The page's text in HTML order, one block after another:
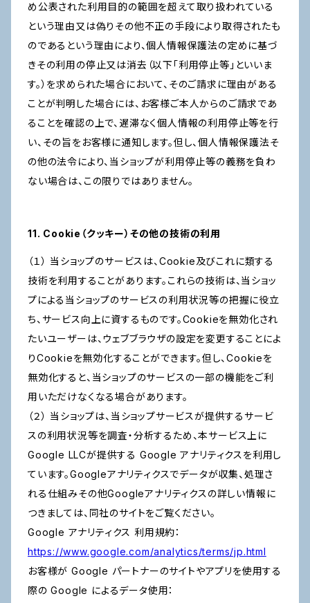
め公表された利用目的の範囲を超えて取り扱われている
という理由又は偽りその他不正の手段により取得されたも
のであるという理由により、個人情報保護法の定めに基づ
きその利用の停止又は消去（以下「利用停止等」といいま
す。）を求められた場合において、そのご請求に理由がある
ことが判明した場合には、お客様ご本人からのご請求であ
ることを確認の上で、遅滞なく個人情報の利用停止等を行
い、その旨をお客様に通知します。但し、個人情報保護法そ
の他の法令により、当ショップが利用停止等の義務を負わ
ない場合は、この限りではありません。
11. Cookie（クッキー）その他の技術の利用
（１） 当ショップのサービスは、Cookie及びこれに類する
技術を利用することがあります。これらの技術は、当ショッ
プによる当ショップのサービスの利用状況等の把握に役立
ち、サービス向上に資するものです。Cookieを無効化され
たいユーザーは、ウェブブラウザの設定を変更することによ
りCookieを無効化することができます。但し、Cookieを
無効化すると、当ショップのサービスの一部の機能をご利
用いただけなくなる場合があります。
（２） 当ショップは、当ショップサービスが提供するサービ
スの利用状況等を調査・分析するため、本サービス上に
Google LLCが提供する Google アナリティクスを利用し
ています。Googleアナリティクスでデータが収集、処理さ
れる仕組みその他Googleアナリティクスの詳しい情報に
つきましては、同社のサイトをご覧ください。
Google アナリティクス 利用規約：
https://www.google.com/analytics/terms/jp.html
お客様が Google パートナーのサイトやアプリを使用する
際の Google によるデータ使用：